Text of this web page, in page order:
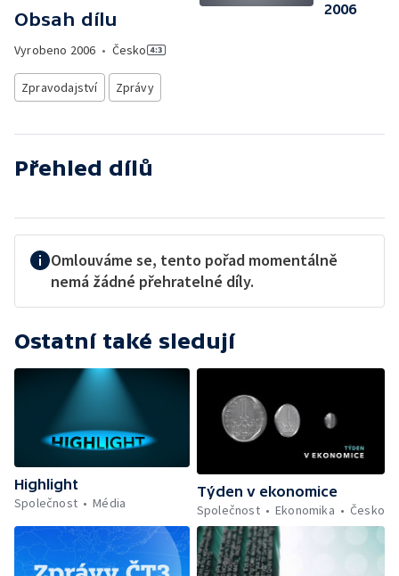
Obsah dílu
Vyrobeno 2006 • Česko
Zpravodajství Zprávy
2006
Přehled dílů
Omlouváme se, tento pořad momentálně
nemá žádné přehratelné díly.
Ostatní také sledují
Highlight
Společnost
Média
Týden v ekonomice
Společnost
Ekonomika Česko